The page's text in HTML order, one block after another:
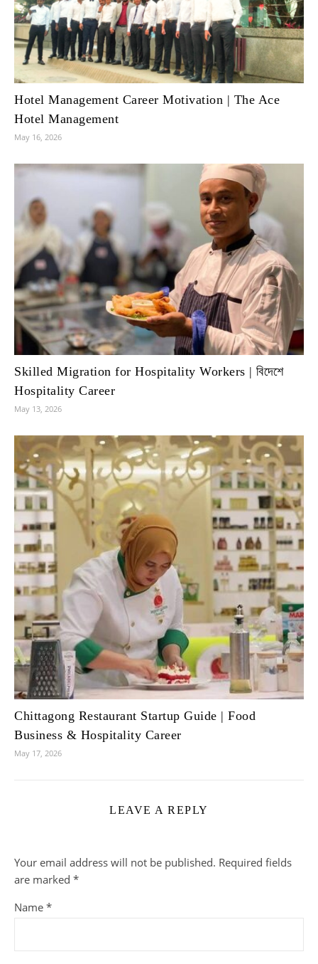
Hotel Management Career Motivation | The Ace
Hotel Management
May 16, 2026
Skilled Migration for Hospitality Workers | বিদেশে
Hospitality Career
May 13, 2026
Chittagong Restaurant Startup Guide | Food
Business & Hospitality Career
May 17, 2026
LEAVE A REPLY
Your email address will not be published. Required fields
are marked *
Name *